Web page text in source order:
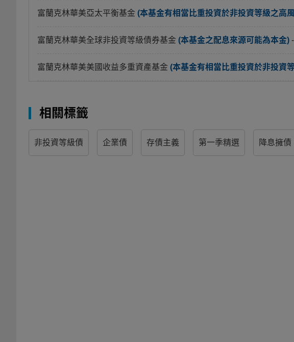
富蘭克林華美亞太平衡基金 (本基金有相當比重投資於非投資等級之高
富蘭克林華美全球非投資等級債券基金 (本基金之配息來源可能為本金)
富蘭克林華美美國收益多重資產基金 (本基金有相當比重投資於非投資
相關標籤
非投資等級債 企業債 存債主義 第一季精選 降息擁債